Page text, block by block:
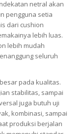
netral akan
pengguna setia
dari cushion
lebih luas.
lebih mudah
seluruh
pada kualitas.
stabilitas, sampai
juga butuh uji
kombinasi, sampai
produksi berjalan